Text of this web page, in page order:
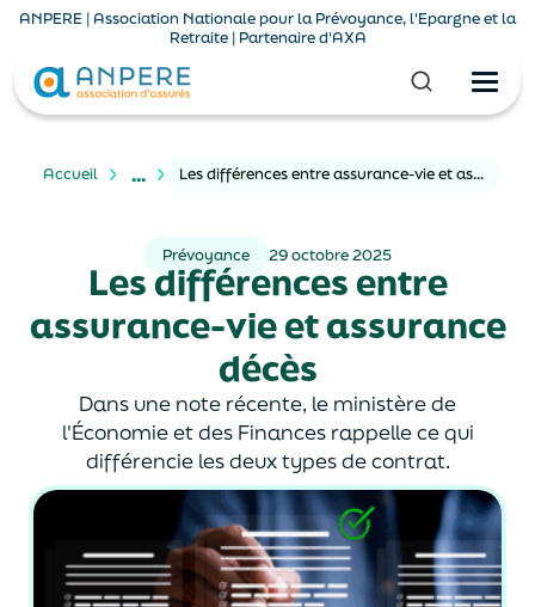
ANPERE | Association Nationale pour la Prévoyance, l'Epargne et la
Retraite | Partenaire d'AXA
Accueil ... Les différences entre assurance-vie et assurance décès
Prévoyance 29 octobre 2025
Les différences entre
assurance-vie et assurance
décès
Dans une note récente, le ministère de
l'Économie et des Finances rappelle ce qui
différencie les deux types de contrat.